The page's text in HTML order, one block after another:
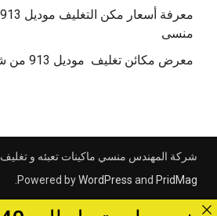
منسى
معرض مكائن تغليف موديل 913 من شركة المهندس منسى
شركة المهندس منسي ماكينات تعبئه و تغليف
Powered byWordPress and PridMag